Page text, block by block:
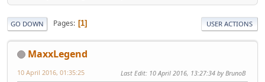
GO DOWN Pages 1 USER ACTIONS
MaxxLegend
10 April 2016, 01:35:25 Last Edit: 10 April 2016, 13:27:34 by BrunoB